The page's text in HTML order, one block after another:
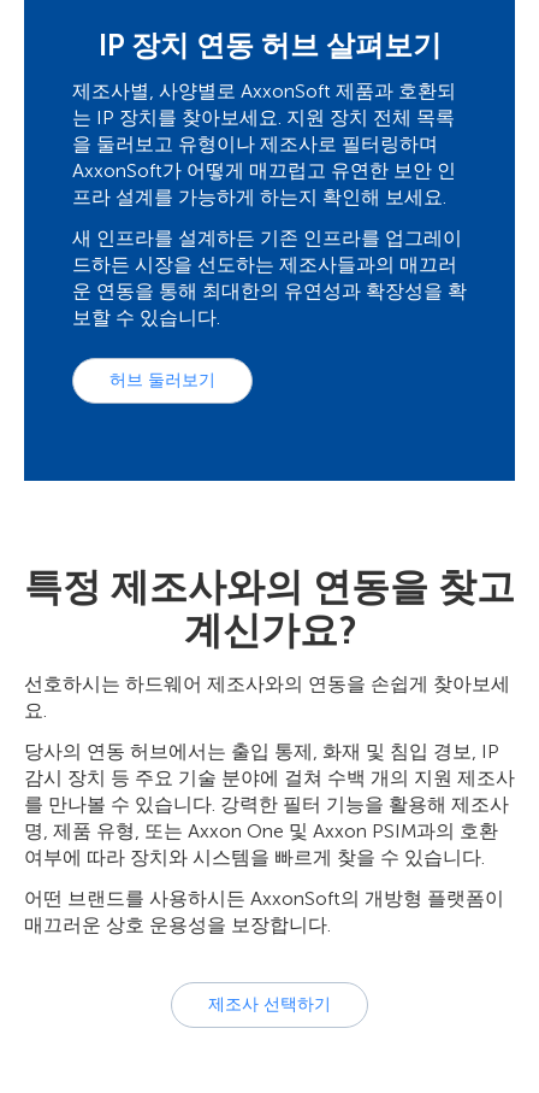
IP 장치 연동 허브 살펴보기
제조사별, 사양별로 AxxonSoft 제품과 호환되
는 IP 장치를 찾아보세요. 지원 장치 전체 목록
을 둘러보고 유형이나 제조사로 필터링하며
AxxonSoft가 어떻게 매끄럽고 유연한 보안 인
프라 설계를 가능하게 하는지 확인해 보세요.
새 인프라를 설계하든 기존 인프라를 업그레이
드하든 시장을 선도하는 제조사들과의 매끄러
운 연동을 통해 최대한의 유연성과 확장성을 확
보할 수 있습니다.
허브 둘러보기
특정 제조사와의 연동을 찾고
계신가요?
선호하시는 하드웨어 제조사와의 연동을 손쉽게 찾아보세
요.
당사의 연동 허브에서는 출입 통제, 화재 및 침입 경보, IP
감시 장치 등 주요 기술 분야에 걸쳐 수백 개의 지원 제조사
를 만나볼 수 있습니다. 강력한 필터 기능을 활용해 제조사
명, 제품 유형, 또는 Axxon One 및 Axxon PSIM과의 호환
여부에 따라 장치와 시스템을 빠르게 찾을 수 있습니다.
어떤 브랜드를 사용하시든 AxxonSoft의 개방형 플랫폼이
매끄러운 상호 운용성을 보장합니다.
제조사 선택하기